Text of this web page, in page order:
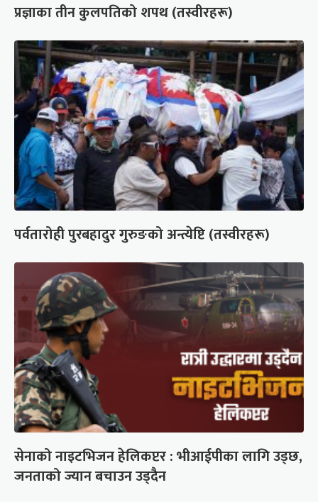
प्रज्ञाका तीन कुलपतिको शपथ (तस्वीरहरू)
पर्वतारोही पुरबहादुर गुरुङको अन्त्येष्टि (तस्वीरहरू)
सेनाको नाइटभिजन हेलिकप्टर : भीआईपीका लागि उड्छ,
जनताको ज्यान बचाउन उड्दैन